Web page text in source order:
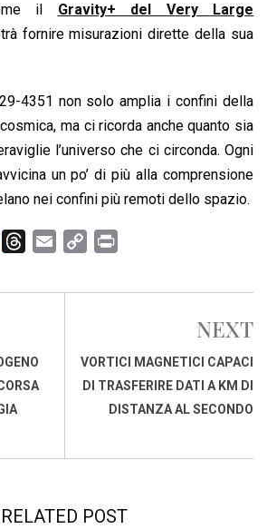
il Gravity+ del Very Large
fornire misurazioni dirette della sua
4351 non solo amplia i confini della
ma ci ricorda anche quanto sia
l’universo che ci circonda. Ogni
un po’ di più alla comprensione
nei confini più remoti dello spazio.
r
d
s
a
p
i
n
i
NEXT
VORTICI MAGNETICI CAPACI
DI TRASFERIRE DATI A KM DI
DISTANZA AL SECONDO
RELATED POST